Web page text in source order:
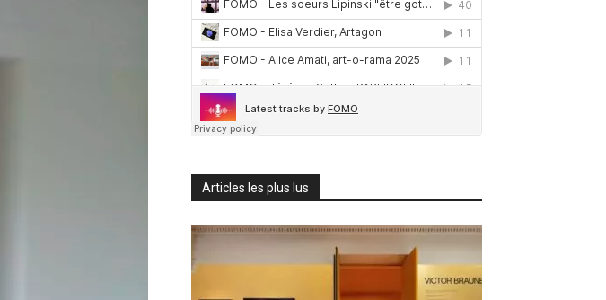
Articles les plus lus